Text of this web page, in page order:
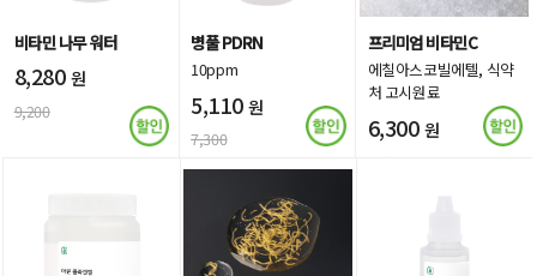
비타민 나무 워터
8,280 원
9,200
병풀 PDRN
10ppm
5,110 원
7,300
프리미엄 비타민C
에칠아스코빌에텔, 식약
처 고시원료
6,300 원